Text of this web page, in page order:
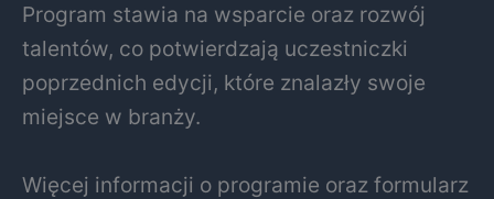
Program stawia na wsparcie oraz rozwój
talentów, co potwierdzają uczestniczki
poprzednich edycji, które znalazły swoje
miejsce w branży.
Więcej informacji o programie oraz formularz